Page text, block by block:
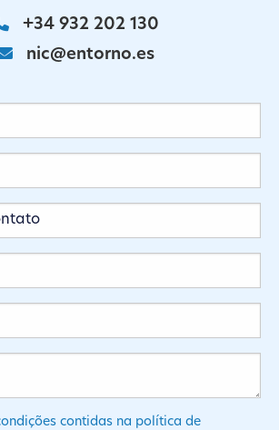
+34 932 202 130
nic@entorno.es
contidas na política de